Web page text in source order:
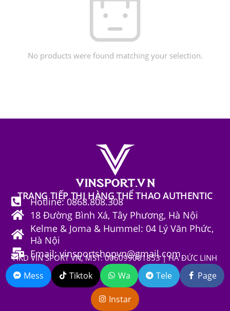
No products were found matching your selection.
TRANG TIẾP THỊ HÀNG THỂ THAO AUTHENTIC
Hotline: 0868.808.308
18 Đường Bình Xá, Tây Phương, Hà Nội
Kelme & Joma & Hummel: 04 Lý Văn Phức,
Hà Nội
Email: vinsportshopvn@gmail.com
HKD VIN SPORT VN, MST: 006099001853 | HÀ ĐỨC LINH
Mess Tiktok Wa Tele Page
Instar